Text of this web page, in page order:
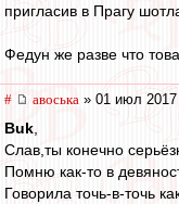
пригласив в Прагу
Федун же разве что
# авоська » 01 июл 2017
Buk
Слав,ты конечно
Помню как-то в
Говорила точь-в-точь